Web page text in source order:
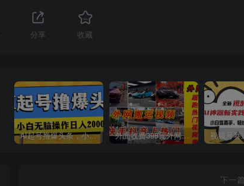
分享 收藏
AI起号撸爆头条，小白也能操作，日入2000+ 外面收费398元外网超跑豪车汽车视频搬运至快手抖音上热门项目
下一